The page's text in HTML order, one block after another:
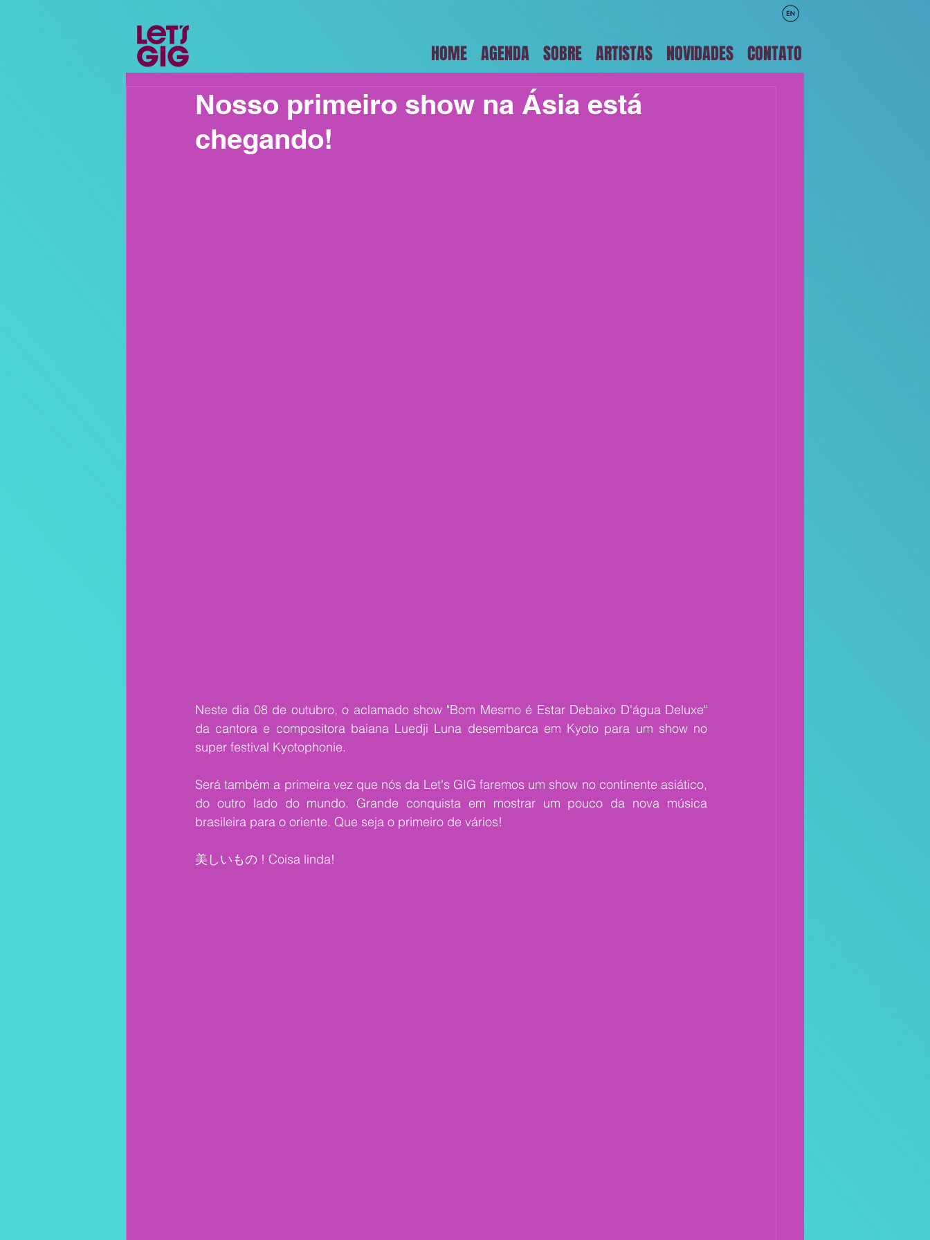
HOME AGENDA SOBRE ARTISTAS NOVIDADES CONTATO
Nosso primeiro show na Ásia está
chegando!
Neste dia 08 de outubro, o aclamado show "Bom Mesmo é Estar Debaixo D'água Deluxe"
da cantora e compositora baiana Luedji Luna desembarca em Kyoto para um show no
super festival Kyotophonie.
Será também a primeira vez que nós da Let's GIG faremos um show no continente asiático,
do outro lado do mundo. Grande conquista em mostrar um pouco da nova música
brasileira para o oriente. Que seja o primeiro de vários!
美しいもの ! Coisa linda!